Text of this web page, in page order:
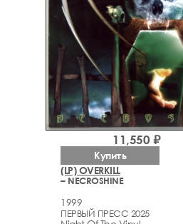
(LP) OVERKILL
– NECROSHINE
1999
ПЕРВЫЙ ПРЕСС 2025
11,550 ₽
Купить